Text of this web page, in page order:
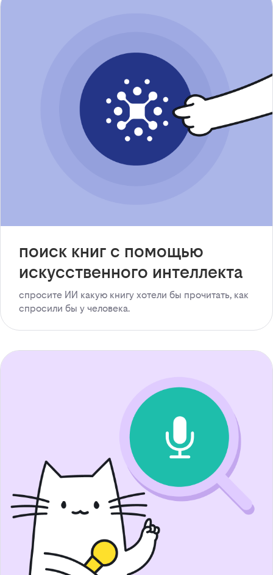
поиск книг с помощью
искусственного интеллекта
спросите ИИ какую книгу хотели бы прочитать, как
спросили бы у человека.